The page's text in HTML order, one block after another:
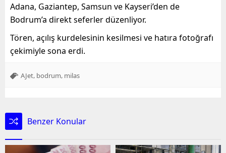
Adana, Gaziantep, Samsun ve Kayseri’den de
Bodrum’a direkt seferler düzenliyor.
Tören, açılış kurdelesinin kesilmesi ve hatıra fotoğrafı
çekimiyle sona erdi.
AJet bodrum milas
Benzer Konular